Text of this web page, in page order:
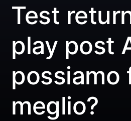
Test
play post
possiamo
meglio?